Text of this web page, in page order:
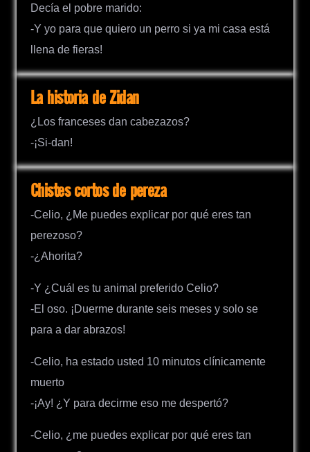
Decía el pobre marido:
-Y yo para que quiero un perro si ya mi casa está
llena de fieras!
La historia de Zidan
¿Los franceses dan cabezazos?
-¡Si-dan!
Chistes cortos de pereza
-Celio, ¿Me puedes explicar por qué eres tan
perezoso?
-¿Ahorita?
-Y ¿Cuál es tu animal preferido Celio?
-El oso. ¡Duerme durante seis meses y solo se
para a dar abrazos!
-Celio, ha estado usted 10 minutos clínicamente
muerto
-¡Ay! ¿Y para decirme eso me despertó?
-Celio, ¿me puedes explicar por qué eres tan